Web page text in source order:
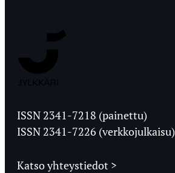
Ylioppilaslehti
ISSN 2341-7218 (painettu)
ISSN 2341-7226 (verkkojulkaisu)
Katso yhteystiedot >